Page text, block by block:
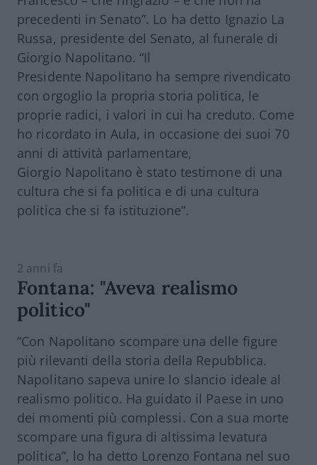
precedenti in Senato”. Lo ha detto Ignazio La
Russa, presidente del Senato, al funerale di
Giorgio Napolitano. “Il
Presidente Napolitano ha sempre rivendicato
con orgoglio la propria storia politica, le
proprie radici, i valori in cui ha creduto. Come
ho ricordato in Aula, in occasione dei suoi 70
anni di attività parlamentare,
Giorgio Napolitano è stato testimone di una
cultura che si fa politica e di una cultura
politica che si fa istituzione”.
2 anni fa
Fontana: "Aveva realismo
politico"
“Con Napolitano scompare una delle figure
più rilevanti della storia della Repubblica.
Napolitano sapeva unire lo slancio ideale al
realismo politico. Ha guidato il Paese in uno
dei momenti più complessi. Con a sua morte
scompare una figura di altissima levatura
politica”, lo ha detto Lorenzo Fontana nel suo